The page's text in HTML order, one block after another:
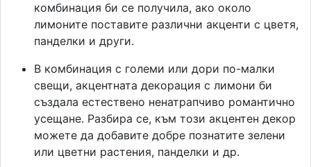
комбинация би се получила, ако около
лимоните поставите различни акценти с цветя,
панделки и други.
В комбинация с големи или дори по-малки
свещи, акцентната декорация с лимони би
създала естествено ненатрапчиво романтично
усещане. Разбира се, към този акцентен декор
можете да добавите добре познатите зелени
или цветни растения, панделки и др.